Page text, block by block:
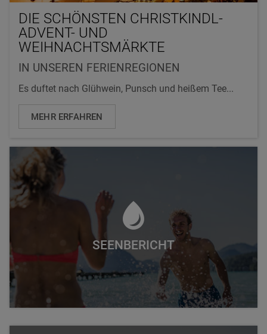
DIE SCHÖNSTEN CHRISTKINDL-
ADVENT- UND
WEIHNACHTSMÄRKTE
IN UNSEREN FERIENREGIONEN
Es duftet nach Glühwein, Punsch und heißem Tee...
MEHR ERFAHREN
SEENBERICHT